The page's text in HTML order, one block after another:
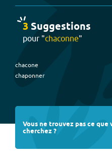
3 Suggestions
pour "chaconne"
chacone
chaponner
Vous ne trouvez pas ce que
cherchez ?